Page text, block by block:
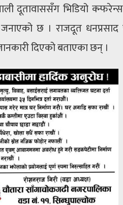
दूतावाससँग भिडियो
छ । राजदूत
दिएको बताएका छन् ।